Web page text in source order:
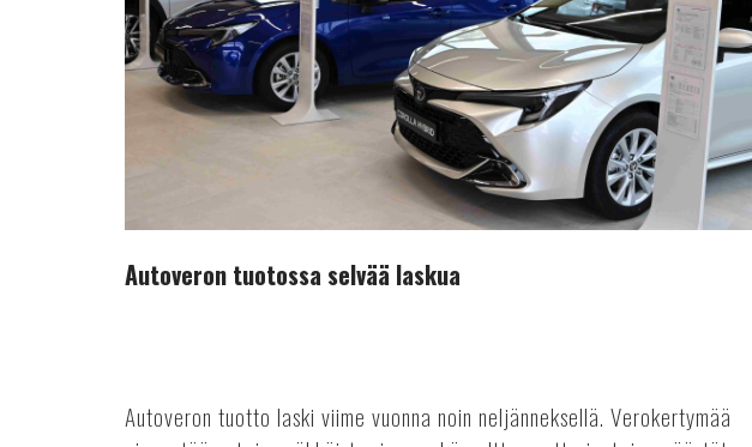
Autoveron tuotossa selvää laskua
Autoveron tuotto laski viime vuonna noin neljänneksellä. Verokertymää